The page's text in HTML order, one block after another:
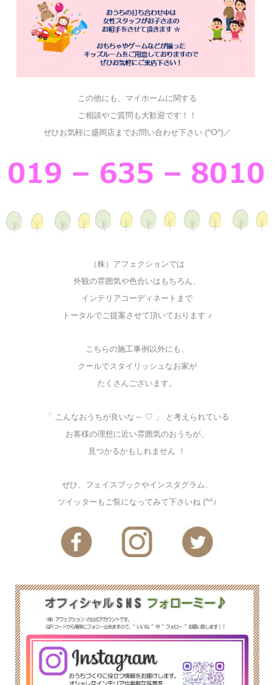
この他にも、マイホームに関する
ご相談やご質問も大歓迎です！！
ぜひお気軽に盛岡店までお問い合わせ下さい (^O^)／
（株）アフェクションでは
外観の雰囲気や色合いはもちろん、
インテリアコーディネートまで
トータルでご提案させて頂いております ♪
こちらの施工事例以外にも、
クールでスタイリッシュなお家が
たくさんございます。
「 こんなおうちが良いな～ ♡ 」 と考えられている
お客様の理想に近い雰囲気のおうちが、
見つかるかもしれません ！
ぜひ、フェイスブックやインスタグラム、
ツイッターもご覧になってみて下さいね (^^♪